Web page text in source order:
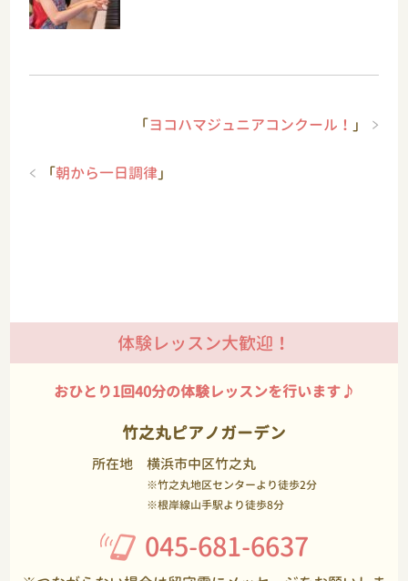
「ヨコハマジュニアコンクール！ 」
「朝から一日調律」
体験レッスン大歓迎！
おひとり1回40分の体験レッスンを行います♪
竹之丸ピアノガーデン
所在地 横浜市中区竹之丸
※竹之丸地区センターより徒歩2分
※根岸線山手駅より徒歩8分
045-681-6637